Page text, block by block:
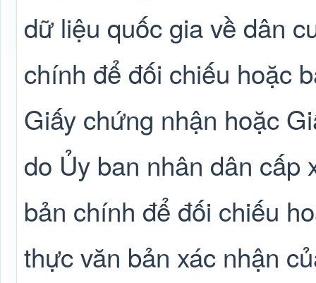
dữ liệu quốc gia về dân
chính để đối chiếu hoặc
Giấy chứng nhận hoặc
do Ủy ban nhân dân cấp
bản chính để đối chiếu
thực văn bản xác nhận